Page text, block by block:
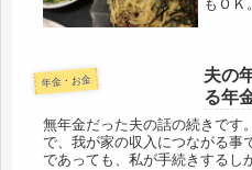
もＯＫ
ガンと
年金・お金
夫の
る年
無年金だった夫の話の続きです
で、我が家の収入につながる事
であっても、私が手続きするし